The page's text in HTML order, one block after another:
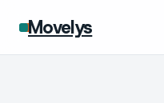
Movelys